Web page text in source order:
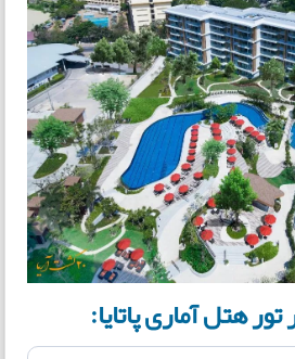
هتل آماری پاتایا: